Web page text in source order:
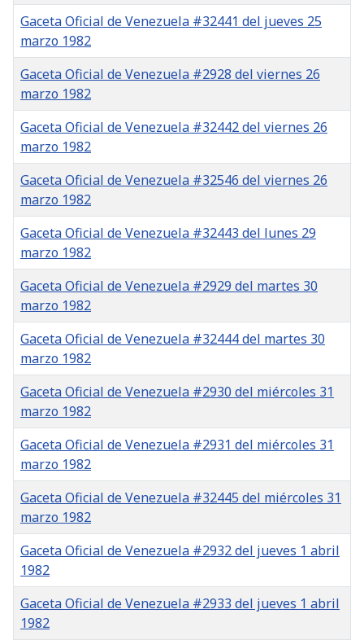
Gaceta Oficial de Venezuela #32441 del jueves 25
marzo 1982
Gaceta Oficial de Venezuela #2928 del viernes 26
marzo 1982
Gaceta Oficial de Venezuela #32442 del viernes 26
marzo 1982
Gaceta Oficial de Venezuela #32546 del viernes 26
marzo 1982
Gaceta Oficial de Venezuela #32443 del lunes 29
marzo 1982
Gaceta Oficial de Venezuela #2929 del martes 30
marzo 1982
Gaceta Oficial de Venezuela #32444 del martes 30
marzo 1982
Gaceta Oficial de Venezuela #2930 del miércoles 31
marzo 1982
Gaceta Oficial de Venezuela #2931 del miércoles 31
marzo 1982
Gaceta Oficial de Venezuela #32445 del miércoles 31
marzo 1982
Gaceta Oficial de Venezuela #2932 del jueves 1 abril
1982
Gaceta Oficial de Venezuela #2933 del jueves 1 abril
1982